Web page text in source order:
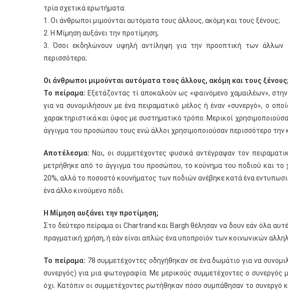
τρία σχετικά ερωτήματα:
1. Οι άνθρωποι μιμούνται αυτόματα τους άλλους, ακόμη και τους ξένους;
2. Η Μίμηση αυξάνει την προτίμηση;
3. Όσοι εκδηλώνουν υψηλή αντίληψη για την προοπτική των άλλων
περισσότερο;
Οι άνθρωποι μιμούνται αυτόματα τους άλλους, ακόμη και τους ξένους;
Το πείραμα: Εξετάζοντας τί αποκαλούν ως «φαινόμενο χαμαιλέων»,
για να συνομιλήσουν με ένα πειραματικό μέλος ή έναν «συνεργό», ο
χαρακτηριστικά και ύφος με συστηματικό τρόπο. Μερικοί
άγγιγμα του προσώπου τους ενώ άλλοι χρησιμοποιούσαν περισσότερο την
Αποτέλεσμα: Ναι, οι συμμετέχοντες φυσικά αντέγραψαν τον
μετρήθηκε από το άγγιγμα του προσώπου, το κούνημα του ποδιού και
20%, αλλά το ποσοστό κουνήματος των ποδιών ανέβηκε κατά ένα
ένα άλλο κινούμενο πόδι.
Η Μίμηση αυξάνει την προτίμηση;
Στο δεύτερο πείραμα οι Chartrand και Bargh θέλησαν να δουν εάν όλα
πραγματική χρήση, ή εάν είναι απλώς ένα υποπροϊόν των κοινωνικών
Το πείραμα: 78 συμμετέχοντες οδηγήθηκαν σε ένα δωμάτιο για να
συνεργός) για μια φωτογραφία. Με μερικούς συμμετέχοντες ο
όχι. Κατόπιν οι συμμετέχοντες ρωτήθηκαν πόσο συμπάθησαν το συνεργό